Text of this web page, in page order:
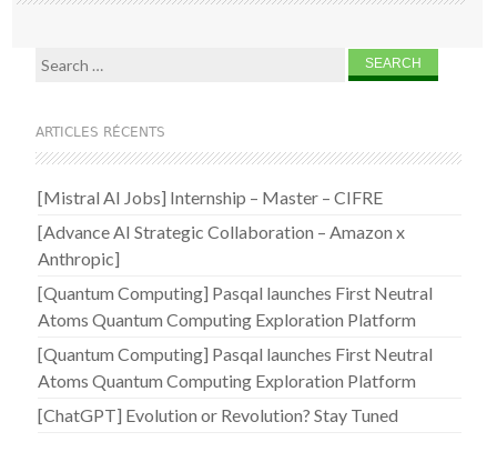
Search for:
ARTICLES RÉCENTS
[Mistral AI Jobs] Internship – Master – CIFRE
[Advance AI Strategic Collaboration – Amazon x
Anthropic]
[Quantum Computing] Pasqal launches First Neutral
Atoms Quantum Computing Exploration Platform
[Quantum Computing] Pasqal launches First Neutral
Atoms Quantum Computing Exploration Platform
[ChatGPT] Evolution or Revolution? Stay Tuned